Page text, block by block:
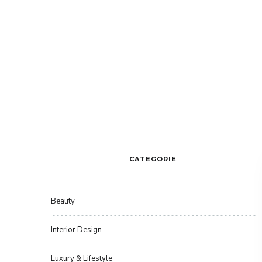
CATEGORIE
Beauty
Interior Design
Luxury & Lifestyle